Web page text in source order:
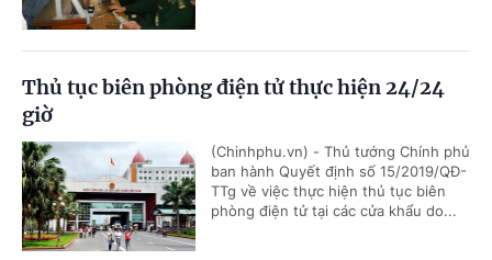
Thủ tục biên phòng điện tử thực hiện 24/24
giờ
(Chinhphu.vn) - Thủ tướng Chính phủ
ban hành Quyết định số 15/2019/QĐ-
TTg về việc thực hiện thủ tục biên
phòng điện tử tại các cửa khẩu do...